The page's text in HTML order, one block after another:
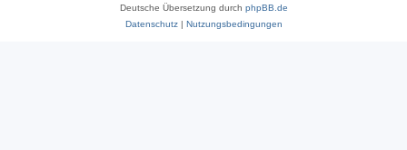
Deutsche Übersetzung durch phpBB.de
Datenschutz| Nutzungsbedingungen